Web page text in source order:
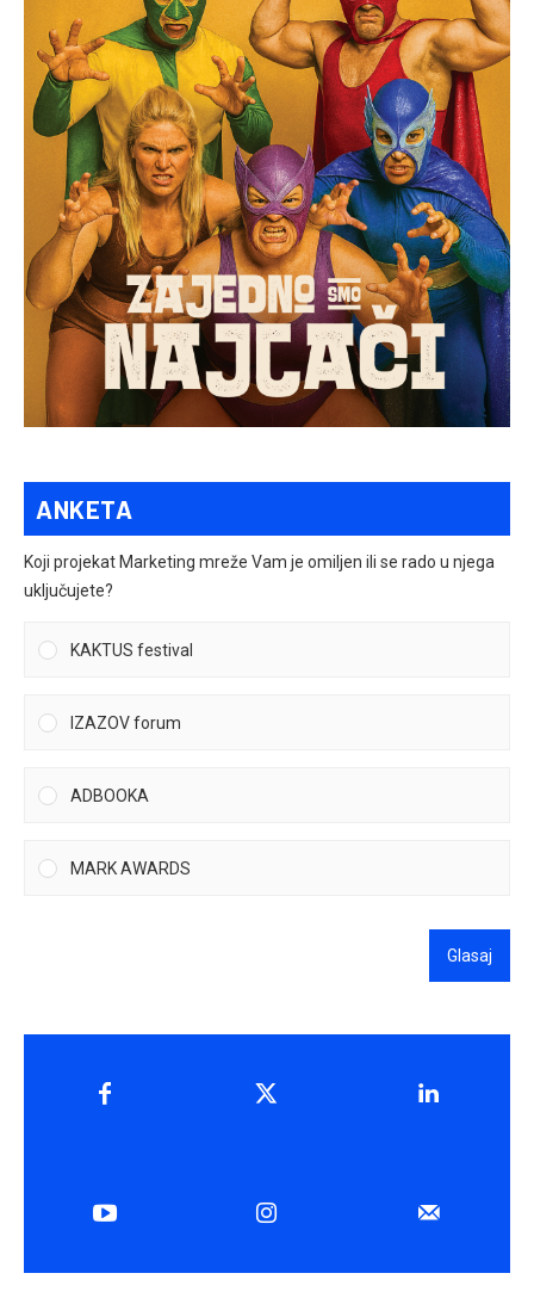
ANKETA
Koji projekat Marketing mreže Vam je omiljen ili se rado u njega
uključujete?
KAKTUS festival
IZAZOV forum
ADBOOKA
MARK AWARDS
Glasaj